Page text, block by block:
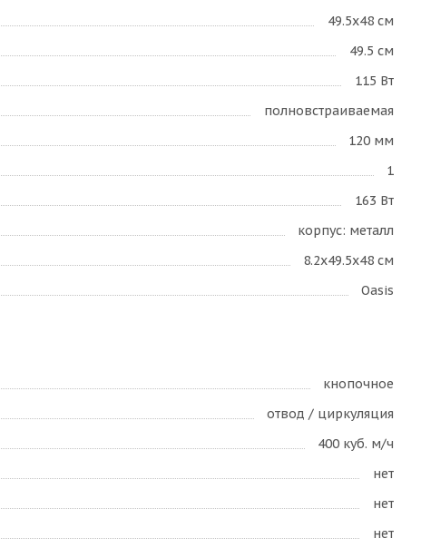
49.5х48 см
49.5 см
115 Вт
полновстраиваемая
120 мм
1
163 Вт
корпус: металл
8.2х49.5х48 см
Oasis
кнопочное
отвод / циркуляция
400 куб. м/ч
нет
нет
нет